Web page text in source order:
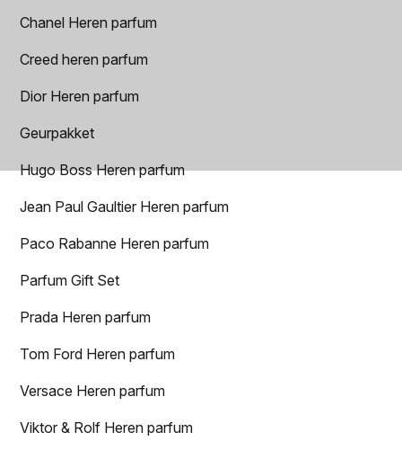
Chanel Heren parfum
Creed heren parfum
Dior Heren parfum
Geurpakket
Hugo Boss Heren parfum
Jean Paul Gaultier Heren parfum
Paco Rabanne Heren parfum
Parfum Gift Set
Prada Heren parfum
Tom Ford Heren parfum
Versace Heren parfum
Viktor & Rolf Heren parfum